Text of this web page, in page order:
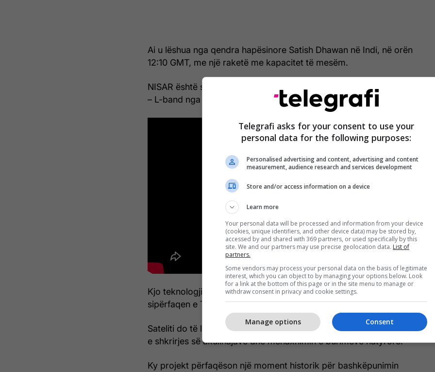
Ai u lëshua nga qendra hapësinore Satish Dhawan në Indi, në orën
12:10 GMT, me një raketë me kapacitet të mesëm.
NISAR është sateliti i parë në botë që përdor dy frekuenca radarike
– L-band nga NASA dhe S-band nga ISRO.
Kjo teknologji do të mundësojë zbulimin e ndryshimeve të vogla në
sipërfaqen e Tokës.
Sateliti do të luajë një rol kyç në parashikimin e tërmeteve, ndjekjen
e shkrirjes së akullnajave dhe menaxhimin e burimeve natyrore.
Ky projekt përfaqëson një moment historik për bashkëpunimin
Telegrafi asks for your consent to use your
personal data for the following purposes:
Personalised advertising and content, advertising and content
measurement, audience research and services development
Store and/or access information on a device
Learn more
Your personal data will be processed and information from your device
(cookies, unique identifiers, and other device data) may be stored by,
accessed by and shared with 369 partners, or used specifically by this
site. We and our partners may use precise geolocation data. List of
partners.
Some vendors may process your personal data on the basis of legitimate
interest, which you can object to by managing your options below. Look
for a link at the bottom of this page or in the site menu to manage or
withdraw consent in privacy and cookie settings.
Consent
Manage options